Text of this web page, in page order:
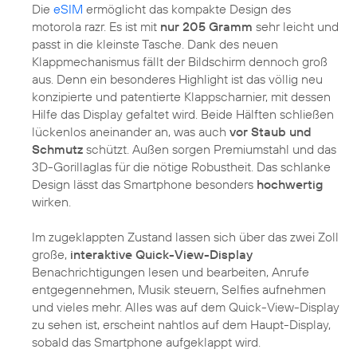
Die eSIM ermöglicht das kompakte Design des
motorola razr. Es ist mit nur 205 Gramm sehr leicht und
passt in die kleinste Tasche. Dank des neuen
Klappmechanismus fällt der Bildschirm dennoch groß
aus. Denn ein besonderes Highlight ist das völlig neu
konzipierte und patentierte Klappscharnier, mit dessen
Hilfe das Display gefaltet wird. Beide Hälften schließen
lückenlos aneinander an, was auch vor Staub und
Schmutz schützt. Außen sorgen Premiumstahl und das
3D-Gorillaglas für die nötige Robustheit. Das schlanke
Design lässt das Smartphone besonders hochwertig
wirken.
Im zugeklappten Zustand lassen sich über das zwei Zoll
große, interaktive Quick-View-Display
Benachrichtigungen lesen und bearbeiten, Anrufe
entgegennehmen, Musik steuern, Selfies aufnehmen
und vieles mehr. Alles was auf dem Quick-View-Display
zu sehen ist, erscheint nahtlos auf dem Haupt-Display,